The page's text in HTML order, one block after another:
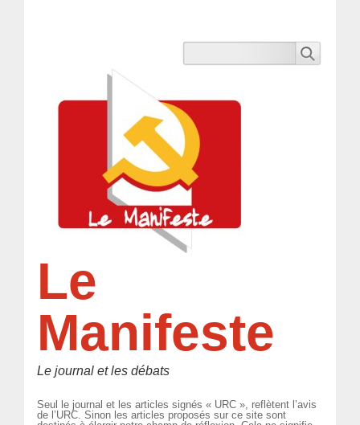
Le
Manifeste
Le journal et les débats
Seul le journal et les articles signés « URC », reflètent l’avis
de l’URC. Sinon les articles proposés sur ce site sont